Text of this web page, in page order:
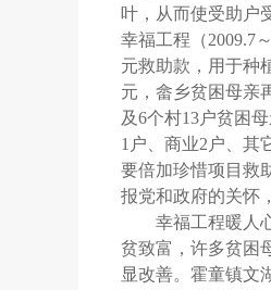
叶，从而使受助户
幸福工程（2009.7～
元救助款，用于种
元，畲乡贫困母亲
及6个村13户贫困
1 户、商业2 户、其
要倍加珍惜项目救
报党和政府的关怀
幸福工程暖人心
贫致富，许多贫困
显改善。霍童镇文